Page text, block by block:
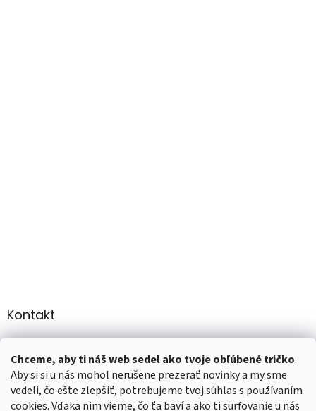
Chceme, aby ti náš web sedel ako tvoje obľúbené tričko.
Aby si si u nás mohol nerušene prezerať novinky a my sme
vedeli, čo ešte zlepšiť, potrebujeme tvoj súhlas s používaním
cookies. Vďaka nim vieme, čo ťa baví a ako ti surfovanie u nás
Kontakt
+421 907947783